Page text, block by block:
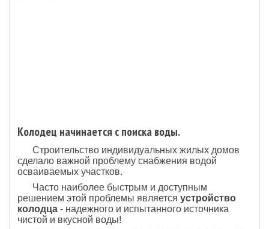
Колодец начинается с поиска воды.
Строительство индивидуальных жилых домов
сделало важной проблему снабжения водой
осваиваемых участков.
Часто наиболее быстрым и доступным
решением этой проблемы является устройство
колодца- надежного и испытанного источника
чистой и вкусной воды!